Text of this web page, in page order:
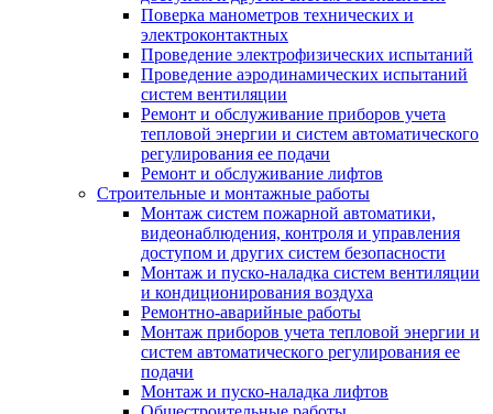
Поверка манометров технических и
электроконтактных
Проведение электрофизических испытаний
Проведение аэродинамических испытаний
систем вентиляции
Ремонт и обслуживание приборов учета
тепловой энергии и систем автоматического
регулирования ее подачи
Ремонт и обслуживание лифтов
Строительные и монтажные работы
Монтаж систем пожарной автоматики,
видеонаблюдения, контроля и управления
доступом и других систем безопасности
Монтаж и пуско-наладка систем вентиляции
и кондиционирования воздуха
Ремонтно-аварийные работы
Монтаж приборов учета тепловой энергии и
систем автоматического регулирования ее
подачи
Монтаж и пуско-наладка лифтов